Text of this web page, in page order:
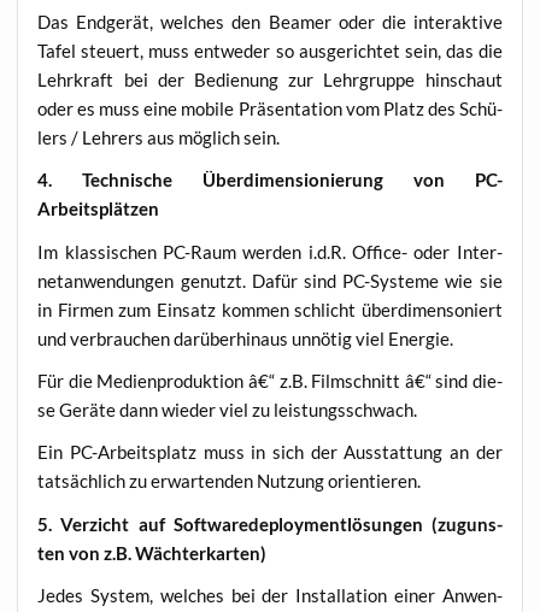
Das End­ge­rät, wel­ches den Bea­mer oder die inter­ak­ti­ve
Tafel steu­ert, muss ent­we­der so aus­ge­rich­tet sein, das die
Lehr­kraft bei der Bedie­nung zur Lehr­grup­pe hin­schaut
oder es muss eine mobi­le Prä­sen­ta­ti­on vom Platz des Schü­
lers / Leh­rers aus mög­lich sein.
4. Tech­ni­sche Über­di­men­sio­nie­rung von PC-
Arbeitsplätzen
Im klas­si­schen PC-Raum wer­den i.d.R. Office- oder Inter­
net­an­wen­dun­gen genutzt. Dafür sind PC-Sys­te­me wie sie
in Fir­men zum Ein­satz kom­men schlicht über­di­men­so­niert
und ver­brau­chen dar­über­hin­aus unnö­tig viel Energie.
Für die Medi­en­pro­duk­ti­on â€“ z.B. Film­schnitt â€“ sind die­
se Gerä­te dann wie­der viel zu leistungsschwach.
Ein PC-Arbeits­platz muss in sich der Aus­stat­tung an der
tat­säch­lich zu erwar­ten­den Nut­zung orientieren.
5. Ver­zicht auf Soft­ware­de­ploy­ment­lö­sun­gen (zuguns­
ten von z.B. Wächterkarten)
Jedes Sys­tem, wel­ches bei der Instal­la­ti­on einer Anwen­